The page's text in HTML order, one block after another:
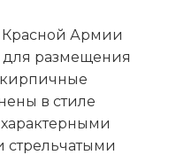
Красной Армии
для размещения
в стиле
стрельчатыми